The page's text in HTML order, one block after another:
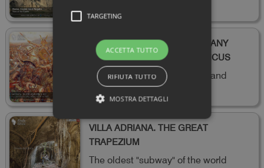
THE ROMAN WARS IN GERMANY
FROM CAESAR TO GERMANICUS
Part two: Augustus, Tiberius and
Germanicus
VILLA ADRIANA. THE GREAT
TRAPEZIUM
The oldest "subway" of the world
TARGETING
ACCETTA TUTTO
RIFIUTA TUTTO
MOSTRA DETTAGLI